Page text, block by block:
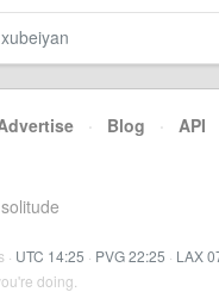
· Blog · API
· UTC 14:25 · PVG 22:25 · LAX
doing.